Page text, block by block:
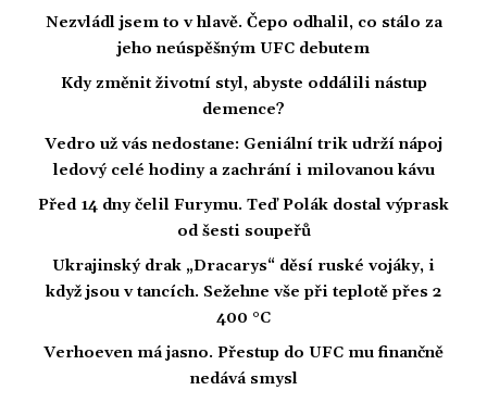
Nezvládl jsem to v hlavě. Čepo odhalil, co stálo za
jeho neúspěšným UFC debutem
Kdy změnit životní styl, abyste oddálili nástup
demence?
Vedro už vás nedostane: Geniální trik udrží nápoj
ledový celé hodiny a zachrání i milovanou kávu
Před 14 dny čelil Furymu. Teď Polák dostal výprask
od šesti soupeřů
Ukrajinský drak „Dracarys“ děsí ruské vojáky, i
když jsou v tancích. Sežehne vše při teplotě přes 2
400 °C
Verhoeven má jasno. Přestup do UFC mu finančně
nedává smysl